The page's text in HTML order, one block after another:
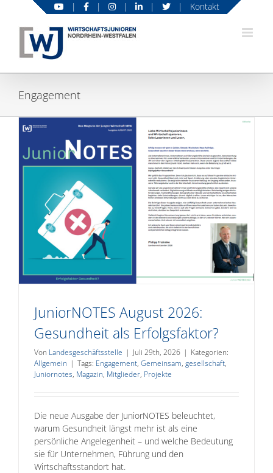
springen
| | | | | Kontakt
Engagement
JuniorNOTES August 2026:
Gesundheit als Erfolgsfaktor?
Von Landesgeschäftsstelle | Juli 29th, 2026 | Kategorien:
Allgemein | Tags: Engagement, Gemeinsam, gesellschaft,
Juniornotes, Magazin, Mitglieder, Projekte
Die neue Ausgabe der JuniorNOTES beleuchtet,
warum Gesundheit längst mehr ist als eine
persönliche Angelegenheit – und welche Bedeutung
sie für Unternehmen, Führung und den
Wirtschaftsstandort hat.